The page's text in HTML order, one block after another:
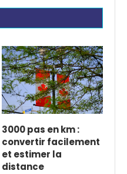
3000 pas en km :
convertir facilement
et estimer la
distance